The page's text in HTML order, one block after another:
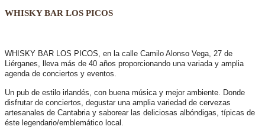
WHISKY BAR LOS PICOS
WHISKY BAR LOS PICOS, en la calle Camilo Alonso Vega, 27 de
Liérganes, lleva más de 40 años proporcionando una variada y amplia
agenda de conciertos y eventos.
Un pub de estilo irlandés, con buena música y mejor ambiente. Donde
disfrutar de conciertos, degustar una amplia variedad de cervezas
artesanales de Cantabria y saborear las deliciosas albóndigas, típicas de
éste legendario/emblemático local.